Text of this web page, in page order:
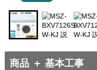
商品 ＋ 基本工事